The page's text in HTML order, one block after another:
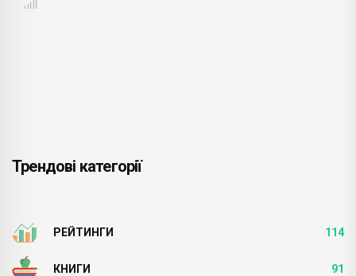
Трендові категорії
РЕЙТИНГИ 114
КНИГИ 91